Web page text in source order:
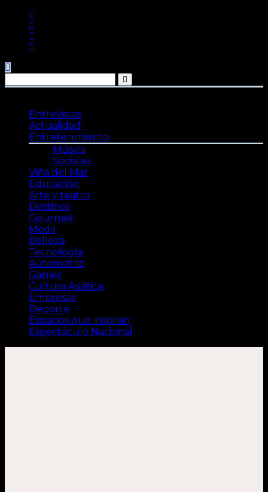
contenido
Entrevistas
Actualidad
Entretenimiento
Música
Sociales
Viña del Mar
Educación
Arte y teatro
Destinos
Gourmet
Moda
Belleza
Tecnología
Automotriz
Gamer
Cultura Asiática
Empresas
Deporte
Espacios que inspiran
Espectáculo Nacional